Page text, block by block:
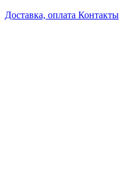
Доставка, оплата Контакты